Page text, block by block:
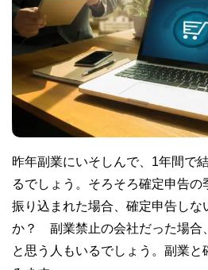
昨年副業にいそしんで、1年間で
るでしょう。そろそろ確定申告
振り込まれた場合、確定申告しな
か？ 副業禁止の会社だった場合
と思う人もいるでしょう。副業と